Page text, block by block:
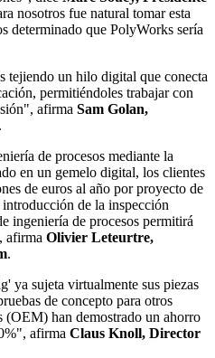
nosotros fue natural tomar esta
determinado que PolyWorks sería
tejiendo un hilo digital que conecta
permitiéndoles trabajar con
afirma Sam Golan,
.
de procesos mediante la
en un gemelo digital, los clientes
de euros al año por proyecto de
de la inspección
ingeniería de procesos permitirá
afirma Olivier Leteurtre,
.
ya sujeta virtualmente sus piezas
de concepto para otros
(OEM) han demostrado un ahorro
afirma Claus Knoll, Director